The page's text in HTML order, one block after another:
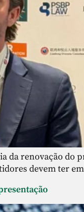
renovação do
devem ter